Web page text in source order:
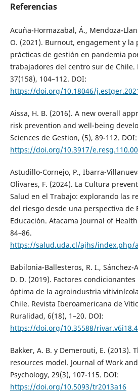
Referencias
Acuña-Hormazabal, Á., Mendoza-
O. (2021). Burnout, engagement y la
prácticas de gestión en pandemia
trabajadores del centro sur de Chile.
37(158), 104–112. DOI:
https://doi.org/10.18046/
Aissa, H. B. (2016). A new overall
risk prevention and well-being
Sciences de Gestion, (5), 89-112. DOI:
https://doi.org/10.3917/
Astudillo-Cornejo, P., Ibarra-
Olivares, F. (2024). La Cultura
Salud en el Trabajo: explorando las
del riesgo desde una perspectiva de
Educación. Atacama Journal of
84–86.
https://salud.uda.cl/ajhs/index.php/
Babilonia-Ballesteros, R. I., Sánchez-
D. D. (2019). Factores
óptima de la agroindustria
Chile. Revista Iberoamericana de
Ruralidad, 6(18), 1–20. DOI:
https://doi.org/10.35588/
Bakker, A. B. y Demerouti, E. (2013).
resources model. Journal of Work
Psychology, 29(3), 107-115. DOI:
https://doi.org/10.5093/tr2013a16